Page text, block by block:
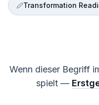
Transformation
Wenn dieser Begriff
spielt —